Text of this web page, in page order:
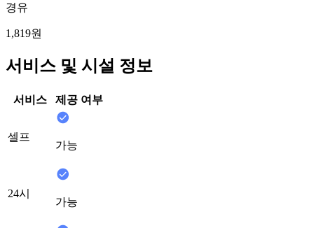
경유
1,819원
서비스 및 시설 정보
서비스 제공 여부
셀프
가능
24시
가능